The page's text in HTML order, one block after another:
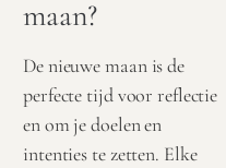
maan?
De nieuwe maan is de
perfecte tijd voor reflectie
en om je doelen en
intenties te zetten. Elke